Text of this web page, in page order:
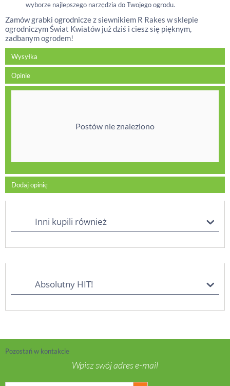
wyborze najlepszego narzędzia do Twojego ogrodu.
Zamów grabki ogrodnicze z siewnikiem R Rakes w sklepie
ogrodniczym Świat Kwiatów już dziś i ciesz się pięknym,
zadbanym ogrodem!
Wysyłka
Opinie
Postów nie znaleziono
Dodaj opinię
Inni kupili również
Absolutny HIT!
Pozostań w kontakcie
Wpisz swój adres e-mail